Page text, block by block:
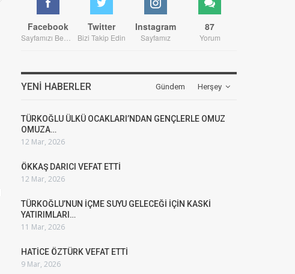
Facebook Twitter
Bizi Takip Edin
Instagram
Sayfamız
87
Yorum
Herşey
YENI HABERLER Gündem
TÜRKOĞLU ÜLKÜ OCAKLARI’NDAN GENÇLERLE OMUZ
OMUZA…
12 Mar, 2026
ÖKKAŞ DARICI VEFAT ETTİ
12 Mar, 2026
TÜRKOĞLU’NUN İÇME SUYU GELECEĞİ İÇİN KASKİ
YATIRIMLARI…
11 Mar, 2026
HATİCE ÖZTÜRK VEFAT ETTİ
9 Mar, 2026